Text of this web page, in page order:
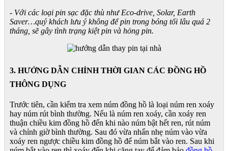
- Với các loại pin sạc đặc thù như Eco-drive, Solar, Earth
Saver…quý khách lưu ý không để pin trong bóng tối lâu quá 2
tháng, sẽ gây tình trạng kiệt pin và hỏng pin.
3. HƯỚNG DẪN CHỈNH THỜI GIAN CÁC ĐỒNG HỒ
THÔNG DỤNG
Trước tiên, cần kiểm tra xem núm đồng hồ là loại núm ren xoáy
hay núm rút bình thường. Nếu là núm ren xoáy, cần xoáy ren
thuận chiều kim đồng hồ đến khi nào núm bật hết ren, rút núm
và chỉnh giờ bình thường. Sau đó vừa nhấn nhẹ núm vào vừa
xoáy ren ngược chiều kim đồng hồ để núm bắt vào ren. Sau khi